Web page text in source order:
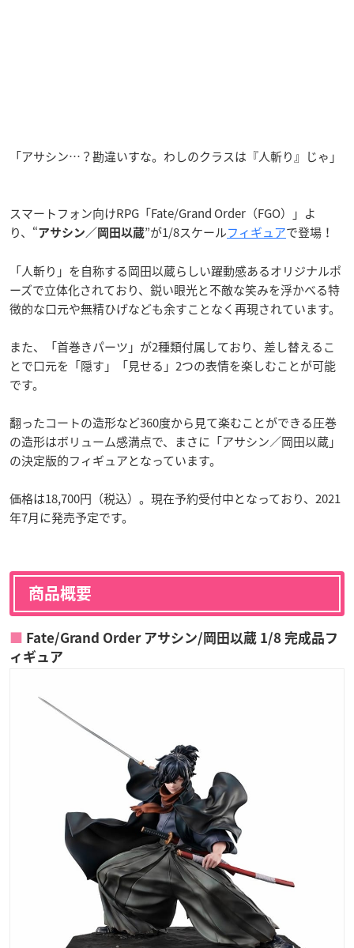
「アサシン…？勘違いすな。わしのクラスは『人斬り』じゃ」
スマートフォン向けRPG「Fate/Grand Order（FGO）」よ
り、“アサシン／岡田以蔵”が1/8スケールフィギュアで登場！
「人斬り」を自称する岡田以蔵らしい躍動感あるオリジナルポ
ーズで立体化されており、鋭い眼光と不敵な笑みを浮かべる特
徴的な口元や無精ひげなども余すことなく再現されています。
また、「首巻きパーツ」が2種類付属しており、差し替えるこ
とで口元を「隠す」「見せる」2つの表情を楽しむことが可能
です。
翻ったコートの造形など360度から見て楽むことができる圧巻
の造形はボリューム感満点で、まさに「アサシン／岡田以蔵」
の決定版的フィギュアとなっています。
価格は18,700円（税込）。現在予約受付中となっており、2021
年7月に発売予定です。
商品概要
Fate/Grand Order アサシン/岡田以蔵 1/8 完成品フ
ィギュア